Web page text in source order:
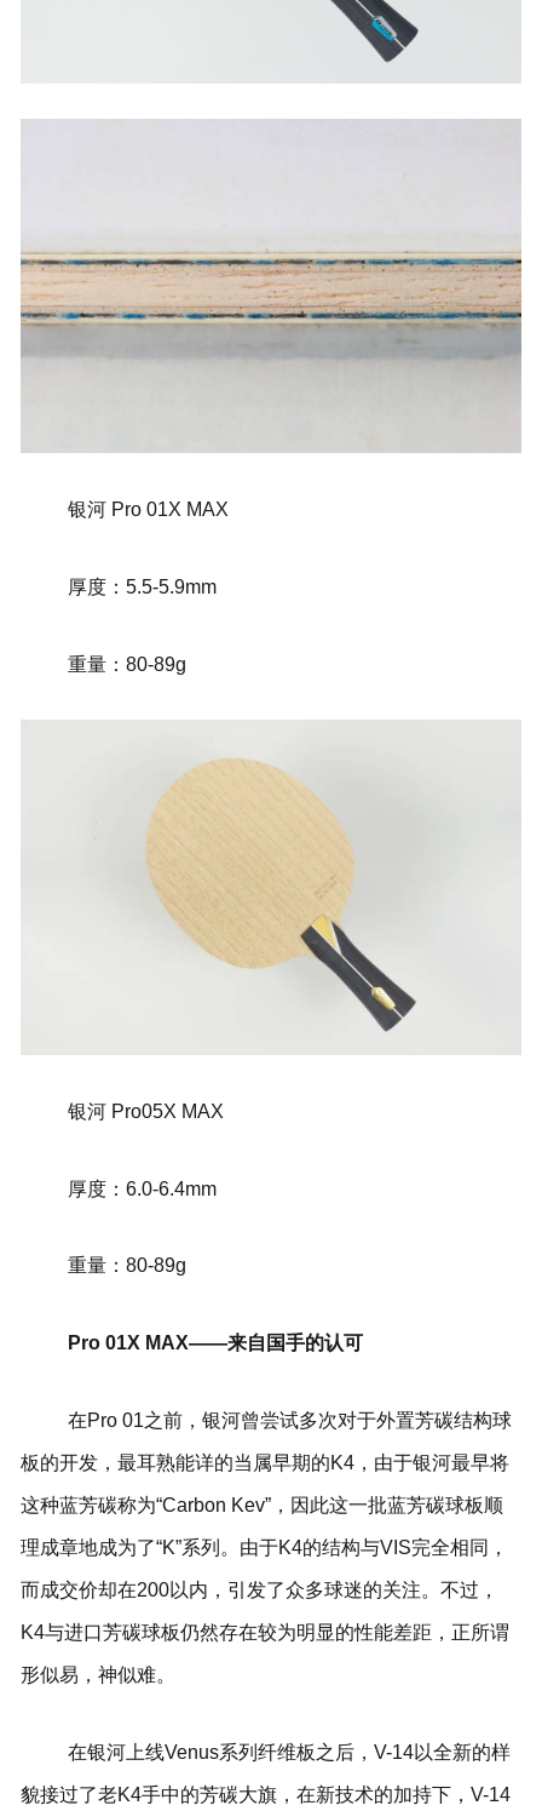
银河 Pro 01X MAX
厚度：5.5-5.9mm
重量：80-89g
银河 Pro05X MAX
厚度：6.0-6.4mm
重量：80-89g
Pro 01X MAX——来自国手的认可
在Pro 01之前，银河曾尝试多次对于外置芳碳结构球
板的开发，最耳熟能详的当属早期的K4，由于银河最早将
这种蓝芳碳称为“Carbon Kev”，因此这一批蓝芳碳球板顺
理成章地成为了“K”系列。由于K4的结构与VIS完全相同，
而成交价却在200以内，引发了众多球迷的关注。不过，
K4与进口芳碳球板仍然存在较为明显的性能差距，正所谓
形似易，神似难。
在银河上线Venus系列纤维板之后，V-14以全新的样
貌接过了老K4手中的芳碳大旗，在新技术的加持下，V-14